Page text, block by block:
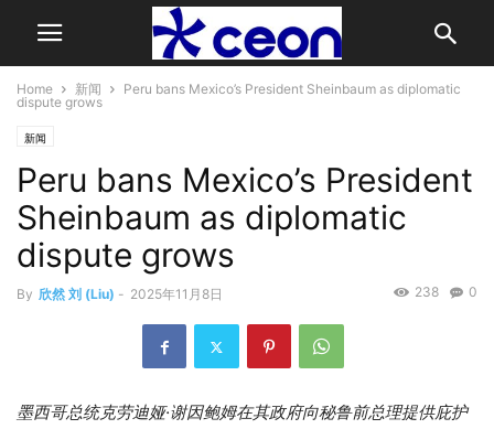
Home 新闻
Peru bans Mexico’s President Sheinbaum as diplomatic
dispute grows
新闻
Peru bans Mexico’s President
Sheinbaum as diplomatic
dispute grows
By 欣然 刘 (Liu) - 2025年11月8日 0
238
墨西哥总统克劳迪娅·谢因鲍姆在其政府向秘鲁前总理提供庇护